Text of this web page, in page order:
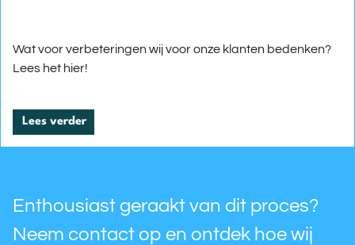
Wat voor verbeteringen wij voor onze klanten bedenken?
Lees het hier!
Lees verder
Enthousiast geraakt van dit proces?
Neem contact op en ontdek hoe wij